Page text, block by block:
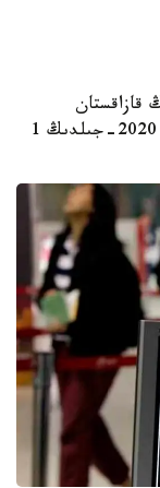
قازاقستان
اۋماعىندا 72 ساعاتتىق ۆيزاسىز بولۋ مەرزىمى 2020-جىلدىڭ 1